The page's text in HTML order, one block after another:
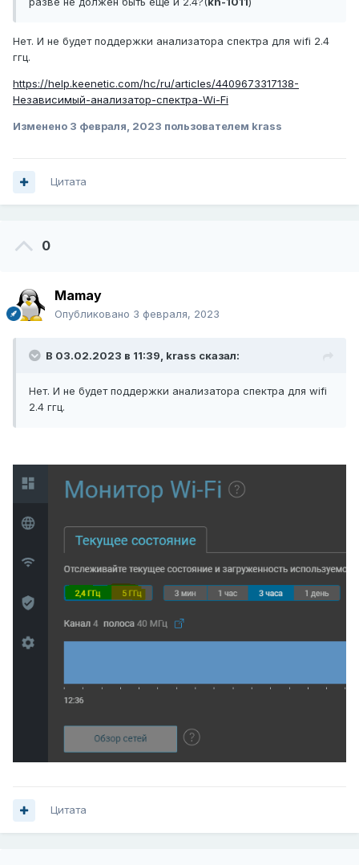
Нет. И не будет поддержки анализатора спектра для wifi 2.4
ггц.
https://help.keenetic.com/hc/ru/articles/4409673317138-
Независимый-анализатор-спектра-Wi-Fi
Изменено 3 февраля, 2023 пользователем krass
Цитата
0
Mamay
Опубликовано 3 февраля, 2023
В 03.02.2023 в 11:39, krass сказал:
Нет. И не будет поддержки анализатора спектра для wifi
2.4 ггц.
Цитата